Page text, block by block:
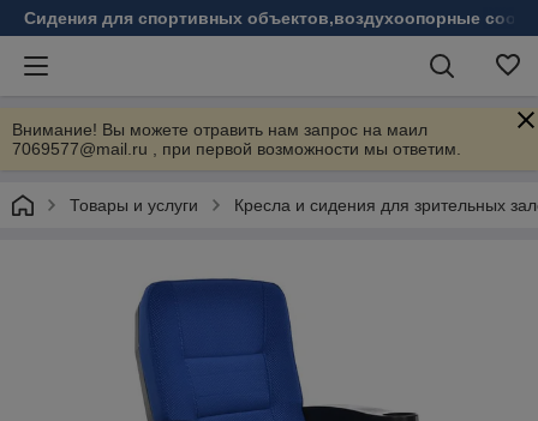
Сидения для спортивных объектов,воздухоопорные
Внимание! Вы можете отравить нам запрос на маил
7069577@mail.ru , при первой возможности мы ответим.
Товары и услуги Кресла и сидения для зрительных